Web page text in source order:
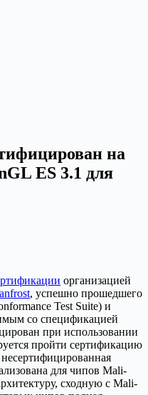
на
ES 3.1 для
организацией
, успешно прошедшего
Test Suite) и
со спецификацией
при использовании
пройти сертификацию
для чипов Mali-
сходную с Mali-